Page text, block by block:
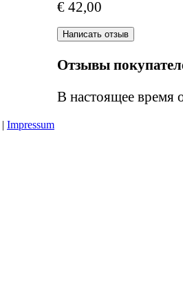
€ 42,00
Отзывы
В настоящее время
| Impressum